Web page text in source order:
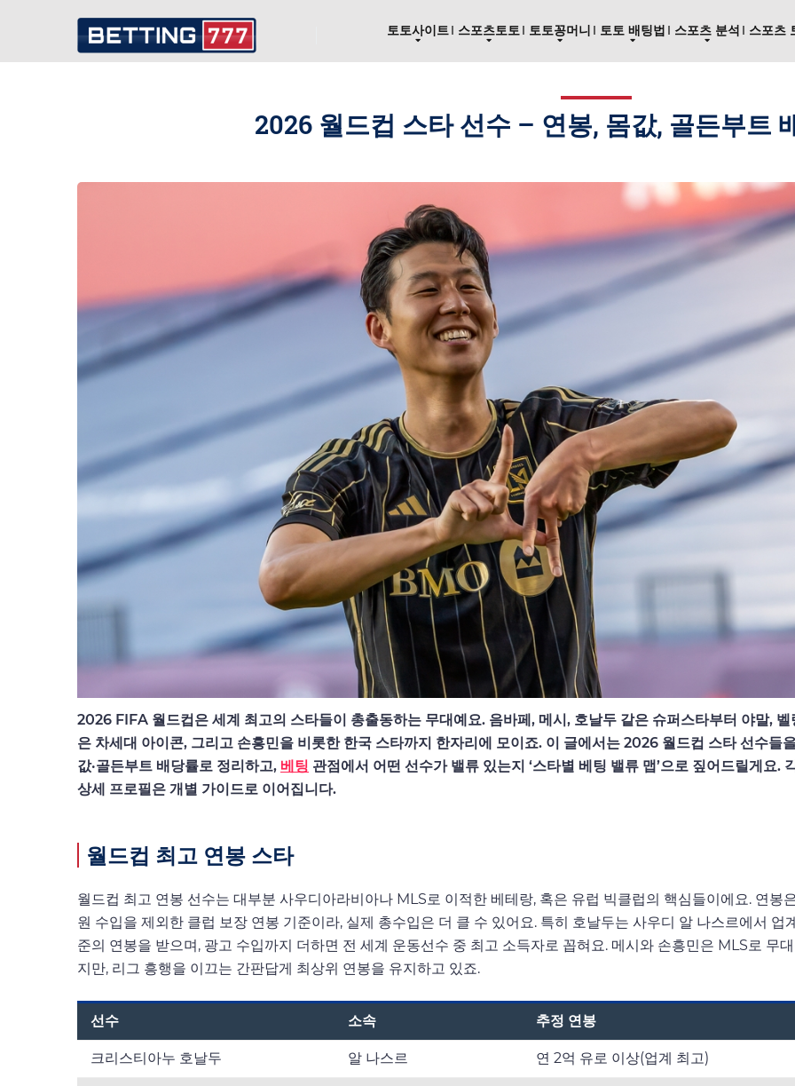
토토사이트 스포츠토토 토토꽁머니 토토 배팅법 스포츠 분석 스포츠
2026 월드컵 스타 선수 – 연봉, 몸값, 골든부트
2026 FIFA 월드컵은 세계 최고의 스타들이 총출동하는 무대예요. 음바페, 메시, 호날두 같은 슈퍼스타부터 야말, 벨
은 차세대 아이콘, 그리고 손흥민을 비롯한 한국 스타까지 한자리에 모이죠. 이 글에서는 2026 월드컵 스타 선수들
값·골든부트 배당률로 정리하고, 베팅 관점에서 어떤 선수가 밸류 있는지 ‘스타별 베팅 밸류 맵’으로 짚어드릴게요.
상세 프로필은 개별 가이드로 이어집니다.
월드컵 최고 연봉 스타
월드컵 최고 연봉 선수는 대부분 사우디아라비아나 MLS로 이적한 베테랑, 혹은 유럽 빅클럽의 핵심들이에요. 연봉
원 수입을 제외한 클럽 보장 연봉 기준이라, 실제 총수입은 더 클 수 있어요. 특히 호날두는 사우디 알 나스르에서 업
준의 연봉을 받으며, 광고 수입까지 더하면 전 세계 운동선수 중 최고 소득자로 꼽혀요. 메시와 손흥민은 MLS로 무
지만, 리그 흥행을 이끄는 간판답게 최상위 연봉을 유지하고 있죠.
선수 소속 추정 연봉
크리스티아누 호날두 알 나스르 연 2억 유로 이상(업계 최고)